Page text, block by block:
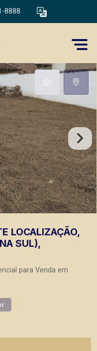
8888
LOCALIZAÇÃO,
SUL),
para Venda em